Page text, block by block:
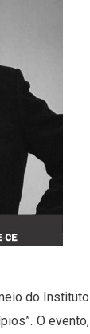
do Instituto
O evento,